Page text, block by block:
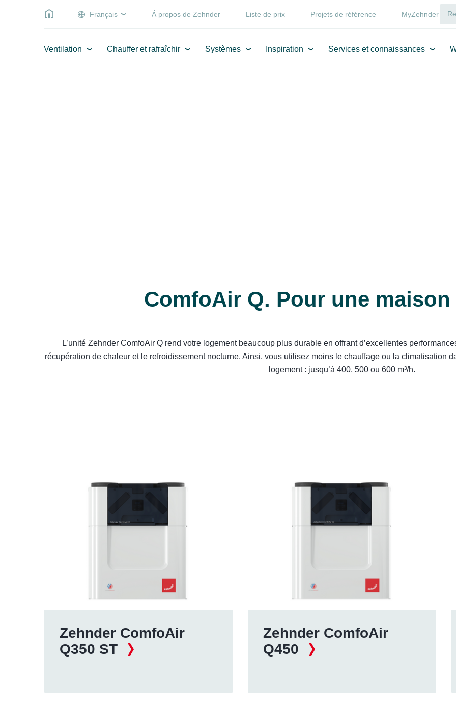
Français Á propos de Zehnder Liste de prix Projets de référence MyZehnder
Ventilation Chauffer et rafraîchir Systèmes Inspiration Services et connaissances
ComfoAir Q. Pour une
L’unité Zehnder ComfoAir Q rend votre logement beaucoup plus durable en offrant d’excellentes
récupération de chaleur et le refroidissement nocturne. Ainsi, vous utilisez moins le chauffage ou la climatisation
logement : jusqu’à 400, 500 ou 600 m³/h.
Zehnder ComfoAir
Q350 ST
Zehnder ComfoAir
Q450